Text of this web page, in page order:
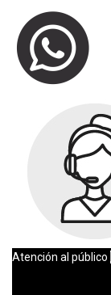
Atención al público